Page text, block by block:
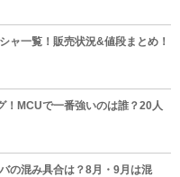
ャ一覧！販売状況&値段まとめ！
！MCUで一番強いのは誰？20人
の混み具合は？8月・9月は混